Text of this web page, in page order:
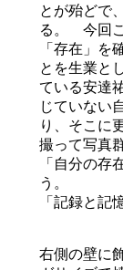
とが殆どで
る。 今回
「存在」を
とを生業と
ている安達
じていない
り、そこに
撮って写真
「自分の存
う。
「記録と記
右側の壁に